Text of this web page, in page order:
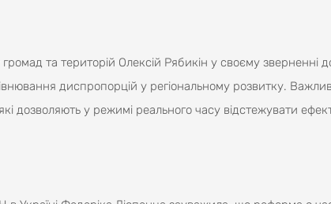
та територій Олексій Рябикін у своєму зверненні
диспропорцій у регіональному розвитку.
дозволяють у режимі реального часу відстежувати